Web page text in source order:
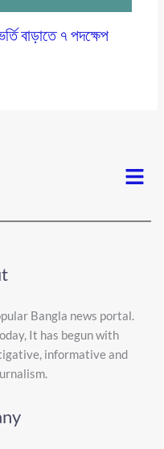
বাড়াতে ৭ পদক্ষেপ
Menu
Bangla news portal.
It has begun with
informative and